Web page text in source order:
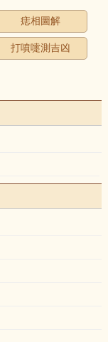
痣相圖解
打噴嚏測吉凶